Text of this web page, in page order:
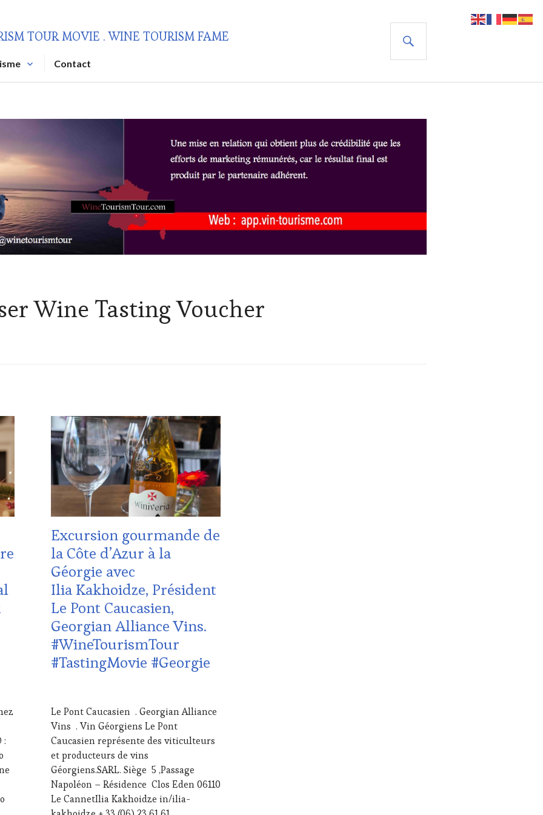
TOUR MOVIE . WINE TOURISM FAME
Contact
Wine Tasting Voucher
:
CLUB
:
WINE
TASTING
VOUCHER
CULTURAL
DOMAINE
VITICOLE,
ADHÉRENT,
VIN
TOURISME,
EDITION
LES
CLÉS
DU
VIN
ET
DE
LA
HAUTE
HOST,
GUEST
INVITATIONS
DÉGUSTATIONS,
WINE
TASTING,
JEU ,
MÉDIAS,
Excursion gourmande de
la Côte d’Azur à la
Géorgie avec
Ilia Kakhoidze, Président
Le Pont Caucasien,
Georgian Alliance Vins.
#WineTourismTour
#TastingMovie #Georgie
2025
Le Pont Caucasien . Georgian Alliance
Vins . Vin Géorgiens Le Pont
Caucasien représente des viticulteurs
et producteurs de vins
Géorgiens.SARL. Siège 5 ,Passage
Napoléon – Résidence Clos Eden 06110
Le CannetIlia Kakhoidze in/ilia-